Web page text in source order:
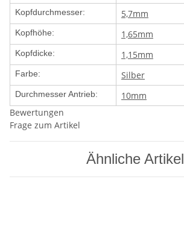
Kopfdurchmesser: 5,7mm
Kopfhöhe: 1,65mm
Kopfdicke: 1,15mm
Farbe: Silber
Durchmesser Antrieb:
10mm
Bewertungen
Frage zum Artikel
Ähnliche Artikel